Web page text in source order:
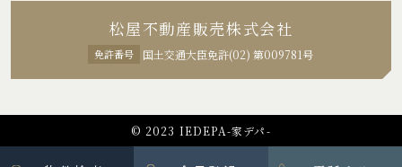
松屋不動産販売株式会社
免許番号 国土交通大臣免許(02) 第009781号
© 2023 IEDEPA-家デパ-